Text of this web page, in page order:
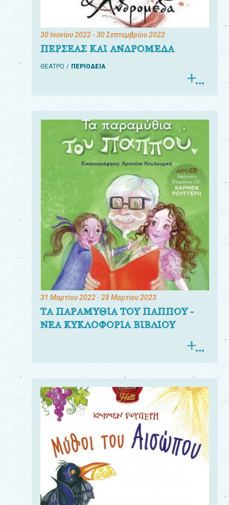
30 Ιουνίου 2022- 30 Σεπτεμβρίου 2022
ΠΕΡΣΕΑΣ ΚΑΙ ΑΝΔΡΟΜΕΔΑ
ΘΕΑΤΡΟ ΠΕΡΙΟΔΕΙΑ
31 Μαρτίου 2022- 28 Μαρτίου 2023
ΤΑ ΠΑΡΑΜΥΘΙΑ ΤΟΥ ΠΑΠΠΟΥ -
ΝΕΑ ΚΥΚΛΟΦΟΡΙΑ ΒΙΒΛΙΟΥ